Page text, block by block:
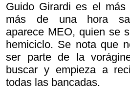
Guido Girardi es el más
más de una hora
aparece MEO, quien se
hemiciclo. Se nota que
ser parte de la
buscar y empieza a
todas las bancadas.